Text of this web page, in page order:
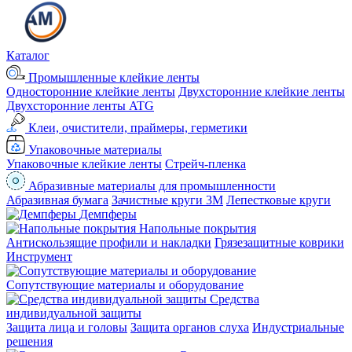
Каталог
Промышленные клейкие ленты
Односторонние клейкие ленты Двухсторонние клейкие ленты
Двухсторонние ленты ATG
Клеи, очистители, праймеры, герметики
Упаковочные материалы
Упаковочные клейкие ленты Стрейч-пленка
Абразивные материалы для промышленности
Абразивная бумага Зачистные круги 3М Лепестковые круги
Демпферы
Напольные покрытия
Aнтискользящие профили и накладки Грязезащитные коврики
Инструмент
Сопутствующие материалы и оборудование
Средства
индивидуальной защиты
Защита лица и головы Защита органов слуха Индустриальные
решения